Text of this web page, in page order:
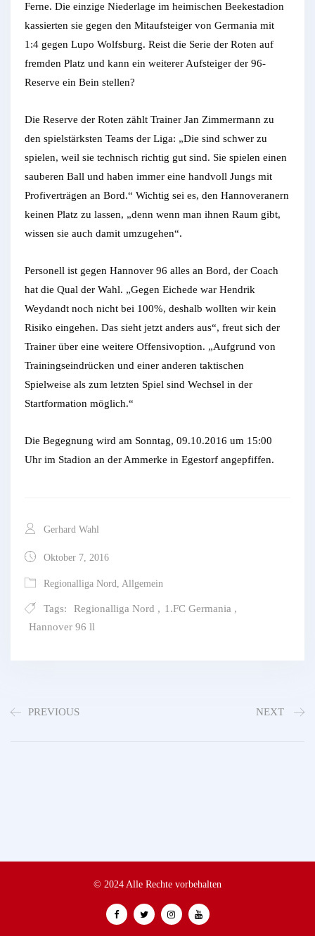
Ferne. Die einzige Niederlage im heimischen Beekestadion
kassierten sie gegen den Mitaufsteiger von Germania mit
1:4 gegen Lupo Wolfsburg. Reist die Serie der Roten auf
fremden Platz und kann ein weiterer Aufsteiger der 96-
Reserve ein Bein stellen?
Die Reserve der Roten zählt Trainer Jan Zimmermann zu
den spielstärksten Teams der Liga: „Die sind schwer zu
spielen, weil sie technisch richtig gut sind. Sie spielen einen
sauberen Ball und haben immer eine handvoll Jungs mit
Profiverträgen an Bord.“ Wichtig sei es, den Hannoveranern
keinen Platz zu lassen, „denn wenn man ihnen Raum gibt,
wissen sie auch damit umzugehen“.
Personell ist gegen Hannover 96 alles an Bord, der Coach
hat die Qual der Wahl. „Gegen Eichede war Hendrik
Weydandt noch nicht bei 100%, deshalb wollten wir kein
Risiko eingehen. Das sieht jetzt anders aus“, freut sich der
Trainer über eine weitere Offensivoption. „Aufgrund von
Trainingseindrücken und einer anderen taktischen
Spielweise als zum letzten Spiel sind Wechsel in der
Startformation möglich.“
Die Begegnung wird am Sonntag, 09.10.2016 um 15:00
Uhr im Stadion an der Ammerke in Egestorf angepfiffen.
Gerhard Wahl
Oktober 7, 2016
Regionalliga Nord, Allgemein
Tags: Regionalliga Nord , 1.FC Germania ,
Hannover 96 ll
PREVIOUS NEXT
© 2024 Alle Rechte vorbehalten